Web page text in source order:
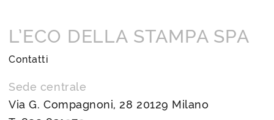
L’ECO DELLA STAMPA SPA
Contatti
Sede centrale
Via G. Compagnoni, 28 20129 Milano